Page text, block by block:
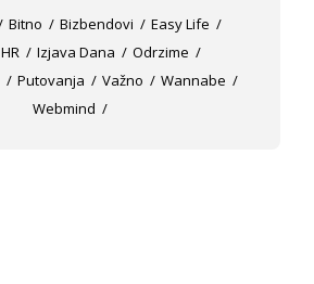
Bitno Bizbendovi
Easy Life
HR Izjava Dana
Odrzime
Putovanja Važno
Wannabe
Webmind